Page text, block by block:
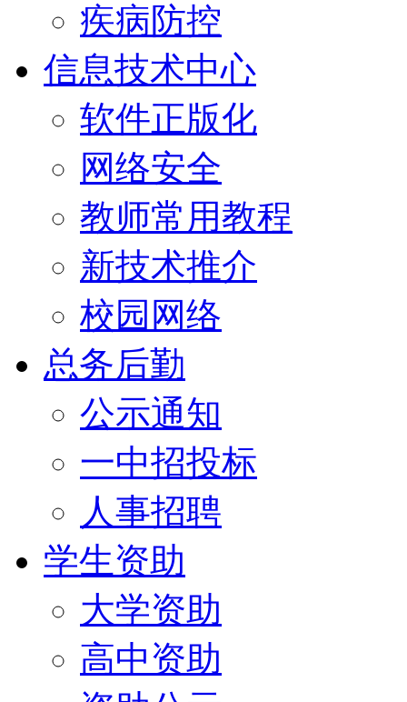
疾病防控
信息技术中心
软件正版化
网络安全
教师常用教程
新技术推介
校园网络
总务后勤
公示通知
一中招投标
人事招聘
学生资助
大学资助
高中资助